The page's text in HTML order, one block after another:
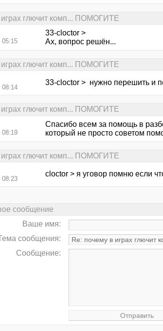
играх глючит комп... ПОМОГИТЕ
05:15
33-cloctor >
Ах, вопрос решён...
играх глючит комп... ПОМОГИТЕ
08:14
33-cloctor > нужно перешить и
играх глючит комп... ПОМОГИТЕ
08:19
Спасибо всем за помощь в
который не просто советом
играх глючит комп... ПОМОГИТЕ
08:23
cloctor > я уговор помню если
сообщение
Ваше имя:
сообщения:
Сообщение: